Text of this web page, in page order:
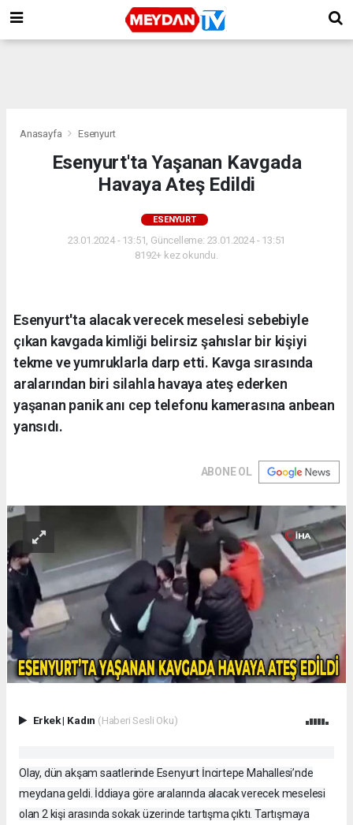
Anasayfa Esenyurt
Esenyurt'ta Yaşanan Kavgada
Havaya Ateş Edildi
ESENYURT
23.01.2024 - 13:51, Güncelleme: 23.01.2024 - 13:51
8192+ kez okundu.
Esenyurt'ta alacak verecek meselesi sebebiyle
çıkan kavgada kimliği belirsiz şahıslar bir kişiyi
tekme ve yumruklarla darp etti. Kavga sırasında
aralarından biri silahla havaya ateş ederken
yaşanan panik anı cep telefonu kamerasına anbean
yansıdı.
ABONE OL
Erkek| Kadın (Haberi Sesli Oku)
Olay, dün akşam saatlerinde Esenyurt İncirtepe Mahallesi’nde
meydana geldi. İddiaya göre aralarında alacak verecek meselesi
olan 2 kişi arasında sokak üzerinde tartışma çıktı. Tartışmaya